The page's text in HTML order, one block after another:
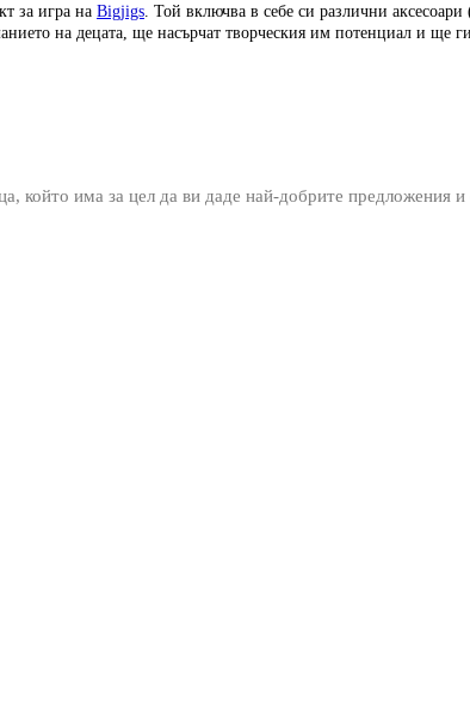
за игра на Bigjigs . Той включва в себе си различни
на децата, ще насърчат творческия им потенциал и ще
който има за цел да ви даде най-добрите предложения и